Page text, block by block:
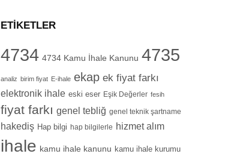
ETIKETLER
4734 4734 Kamu İhale Kanunu 4735
analiz birim fiyat E-ihale ekap ek fiyat farkı
elektronik ihale eski eser Eşik Değerler fesih
fiyat farkı genel tebliğ genel teknik şartname
hakediş Hap bilgi hap bilgilerle hizmet alım
ihale kamu ihale kanunu kamu ihale kurumu